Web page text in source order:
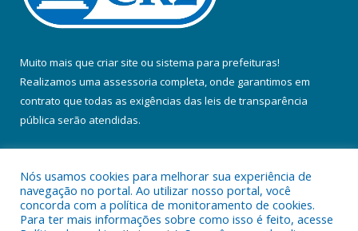
Muito mais que criar site ou sistema para prefeituras!
Realizamos uma assessoria completa, onde garantimos em
contrato que todas as exigências das leis de transparência
pública serão atendidas.
Nós usamos cookies para melhorar sua experiência de
navegação no portal. Ao utilizar nosso portal, você
concorda com a política de monitoramento de cookies.
Para ter mais informações sobre como isso é feito, acesse